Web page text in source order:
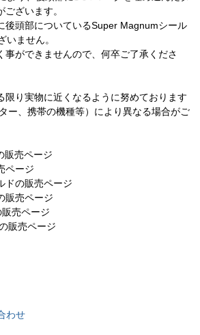
ざいます。
後頭部についているSuper Magnumシール
いません。
事ができませんので、何卒ご了承くださ
限り実物に近くなるように努めております
ー、携帯の機種等）により異なる場合がご
販売ページ
ページ
ドの販売ページ
販売ページ
販売ページ
販売ページ
わせ